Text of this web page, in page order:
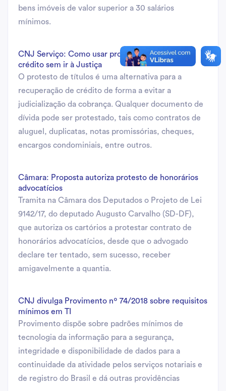
bens imóveis de valor superior a 30 salários
mínimos.
CNJ Serviço: Como usar protesto para recuperar
crédito sem ir à Justiça
O protesto de títulos é uma alternativa para a
recuperação de crédito de forma a evitar a
judicialização da cobrança. Qualquer documento de
dívida pode ser protestado, tais como contratos de
aluguel, duplicatas, notas promissórias, cheques,
encargos condominiais, entre outros.
Câmara: Proposta autoriza protesto de honorários
advocatícios
Tramita na Câmara dos Deputados o Projeto de Lei
9142/17, do deputado Augusto Carvalho (SD-DF),
que autoriza os cartórios a protestar contrato de
honorários advocatícios, desde que o advogado
declare ter tentado, sem sucesso, receber
amigavelmente a quantia.
CNJ divulga Provimento nº 74/2018 sobre requisitos
mínimos em TI
Provimento dispõe sobre padrões mínimos de
tecnologia da informação para a segurança,
integridade e disponibilidade de dados para a
continuidade da atividade pelos serviços notariais e
de registro do Brasil e dá outras providências